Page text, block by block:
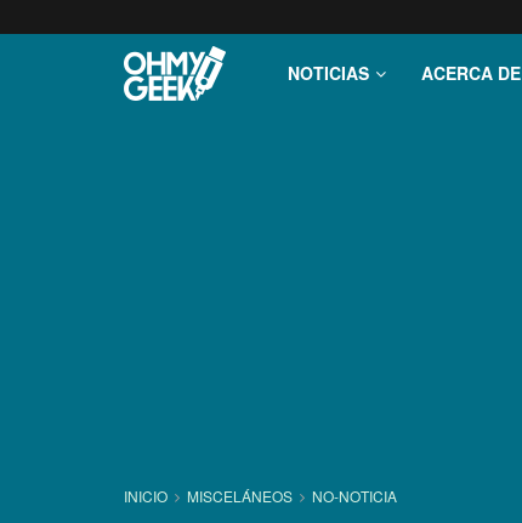
NOTICIAS ACERCA DE
INICIO MISCELÁNEOS NO-NOTICIA